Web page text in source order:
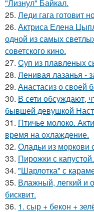
"Лизнул" Байкал.
25. Леди гага готовит
26. Актриса Елена
одной из самых
советского кино.
27. Cуп из плавленыx
28. Ленивая лазанья -
29. Анастасиз о своей
30. В сети обсуждают,
бывшей девушкой
31. Птичье молоко.
время на охлаждение.
32. Оладьи из моркови
33. Пирожки с капустой.
34. "Шарлотка" с
35. Влажный, легкий и
бисквит.
36. 1. сыр + бекон +